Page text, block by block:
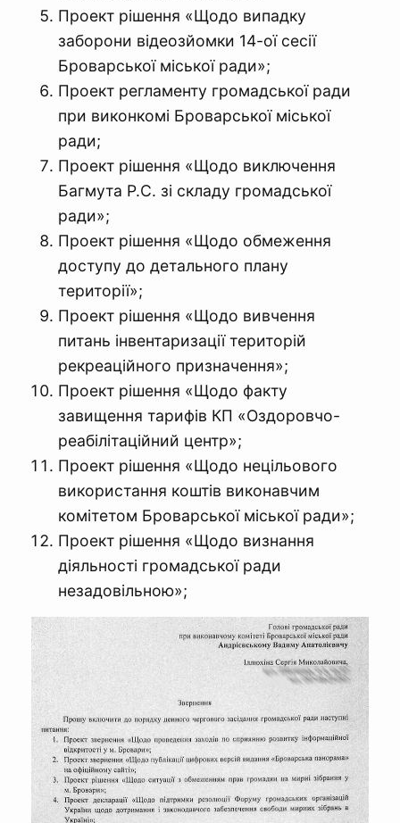
Проект рішення «Щодо випадку
заборони відеозйомки 14-ої сесії
Броварської міської ради»;
Проект регламенту громадської ради
при виконкомі Броварської міської
ради;
Проект рішення «Щодо виключення
Багмута Р.С. зі складу громадської
ради»;
Проект рішення «Щодо обмеження
доступу до детального плану
території»;
Проект рішення «Щодо вивчення
питань інвентаризації територій
рекреаційного призначення»;
Проект рішення «Щодо факту
завищення тарифів КП «Оздоровчо-
реабілітаційний центр»;
Проект рішення «Щодо нецільового
використання коштів виконавчим
комітетом Броварської міської ради»;
Проект рішення «Щодо визнання
діяльності громадської ради
незадовільною»;